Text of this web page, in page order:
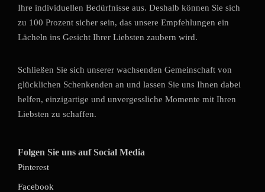
Ihre individuellen Bedürfnisse aus. Deshalb können Sie sich
zu 100 Prozent sicher sein, das unsere Empfehlungen ein
Lächeln ins Gesicht Ihrer Liebsten zaubern wird.
Schließen Sie sich unserer wachsenden Gemeinschaft von
glücklichen Schenkenden an und lassen Sie uns Ihnen dabei
helfen, einzigartige und unvergessliche Momente mit Ihren
Liebsten zu schaffen.
Folgen Sie uns auf Social Media
Pinterest
Facebook